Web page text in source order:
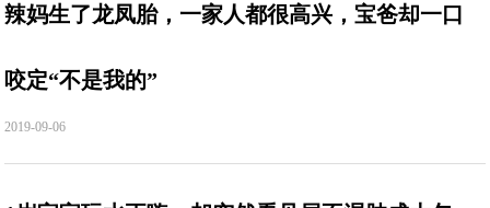
辣妈生了龙凤胎，一家人都很高兴，宝爸却一口
咬定“不是我的”
2019-09-06